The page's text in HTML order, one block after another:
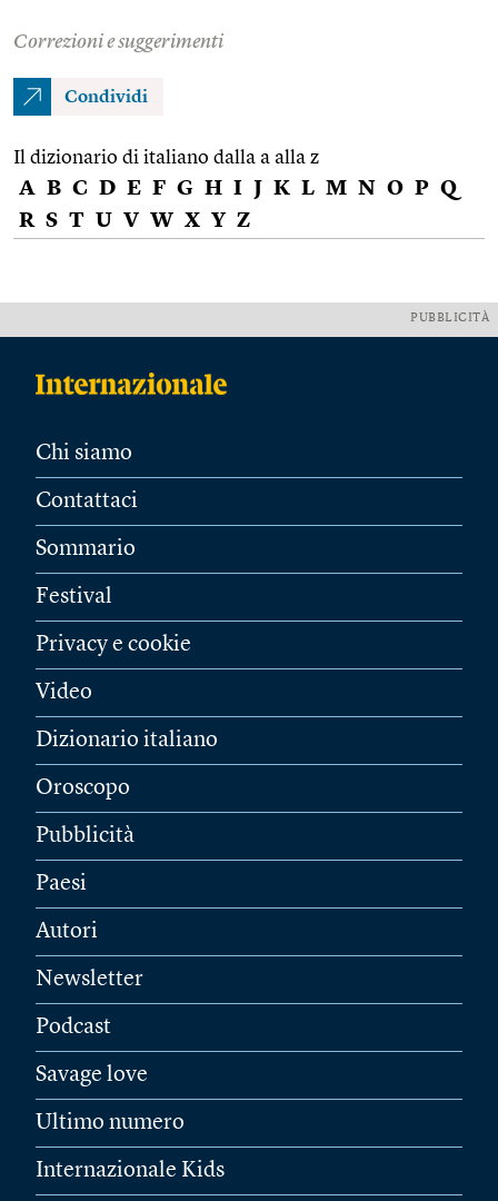
Correzioni e suggerimenti
Condividi
Il dizionario di italiano dalla a alla z
A B C D E F G H I J K L M N O P Q
R S T U V W X Y Z
PUBBLICITÀ
Chi siamo
Contattaci
Sommario
Festival
Privacy e cookie
Video
Dizionario italiano
Oroscopo
Pubblicità
Paesi
Autori
Newsletter
Podcast
Savage love
Ultimo numero
Internazionale Kids